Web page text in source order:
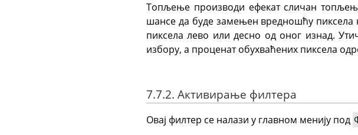
Топљење производи ефекат сличан
шансе да буде замењен вредношћу пиксела
пиксела лево или десно од оног изнад.
избору, а проценат обухваћених пиксела
7.7.2. Активирање филтера
Овај филтер се налази у главном менију под